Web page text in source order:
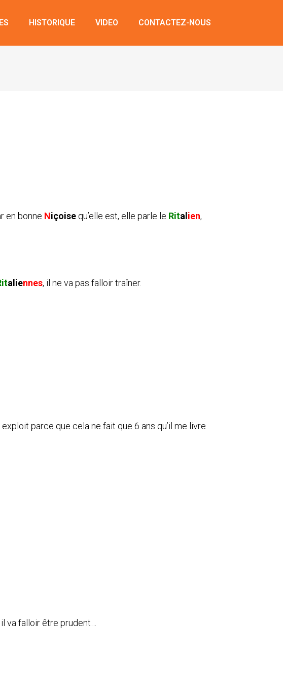
HISTORIQUE VIDEO CONTACTEZ-NOUS
en bonne Niçoise qu’elle est, elle parle le Rital ien,
aliennes, il ne va pas falloir traîner.
parce que cela ne fait que 6 ans qu’il me livre
va falloir être prudent…